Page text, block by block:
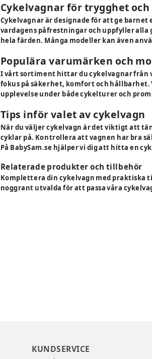
Cykelvagnar för trygghet
Cykelvagnar är designade för att ge
vardagens påfrestningar och uppfyller alla
hela färden. Många modeller kan även
Populära varumärken och
I vårt sortiment hittar du cykelvagnar från
fokus på säkerhet, komfort och hållbarhet.
upplevelse under både cykelturer och
Tips inför valet av cykelvagn
När du väljer cykelvagn är det viktigt att
cyklar på. Kontrollera att vagnen har bra
På BabySam.se hjälper vi dig att hitta en
Relaterade produkter och tillbehör
Komplettera din cykelvagn med praktiska
noggrant utvalda för att passa våra
KUNDSERVICE